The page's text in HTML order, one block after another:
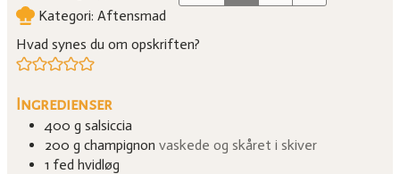
Kategori: Aftensmad
Hvad synes du om opskriften?
Ingredienser
400 g salsiccia
200 g champignon vaskede og skåret i skiver
1 fed hvidløg